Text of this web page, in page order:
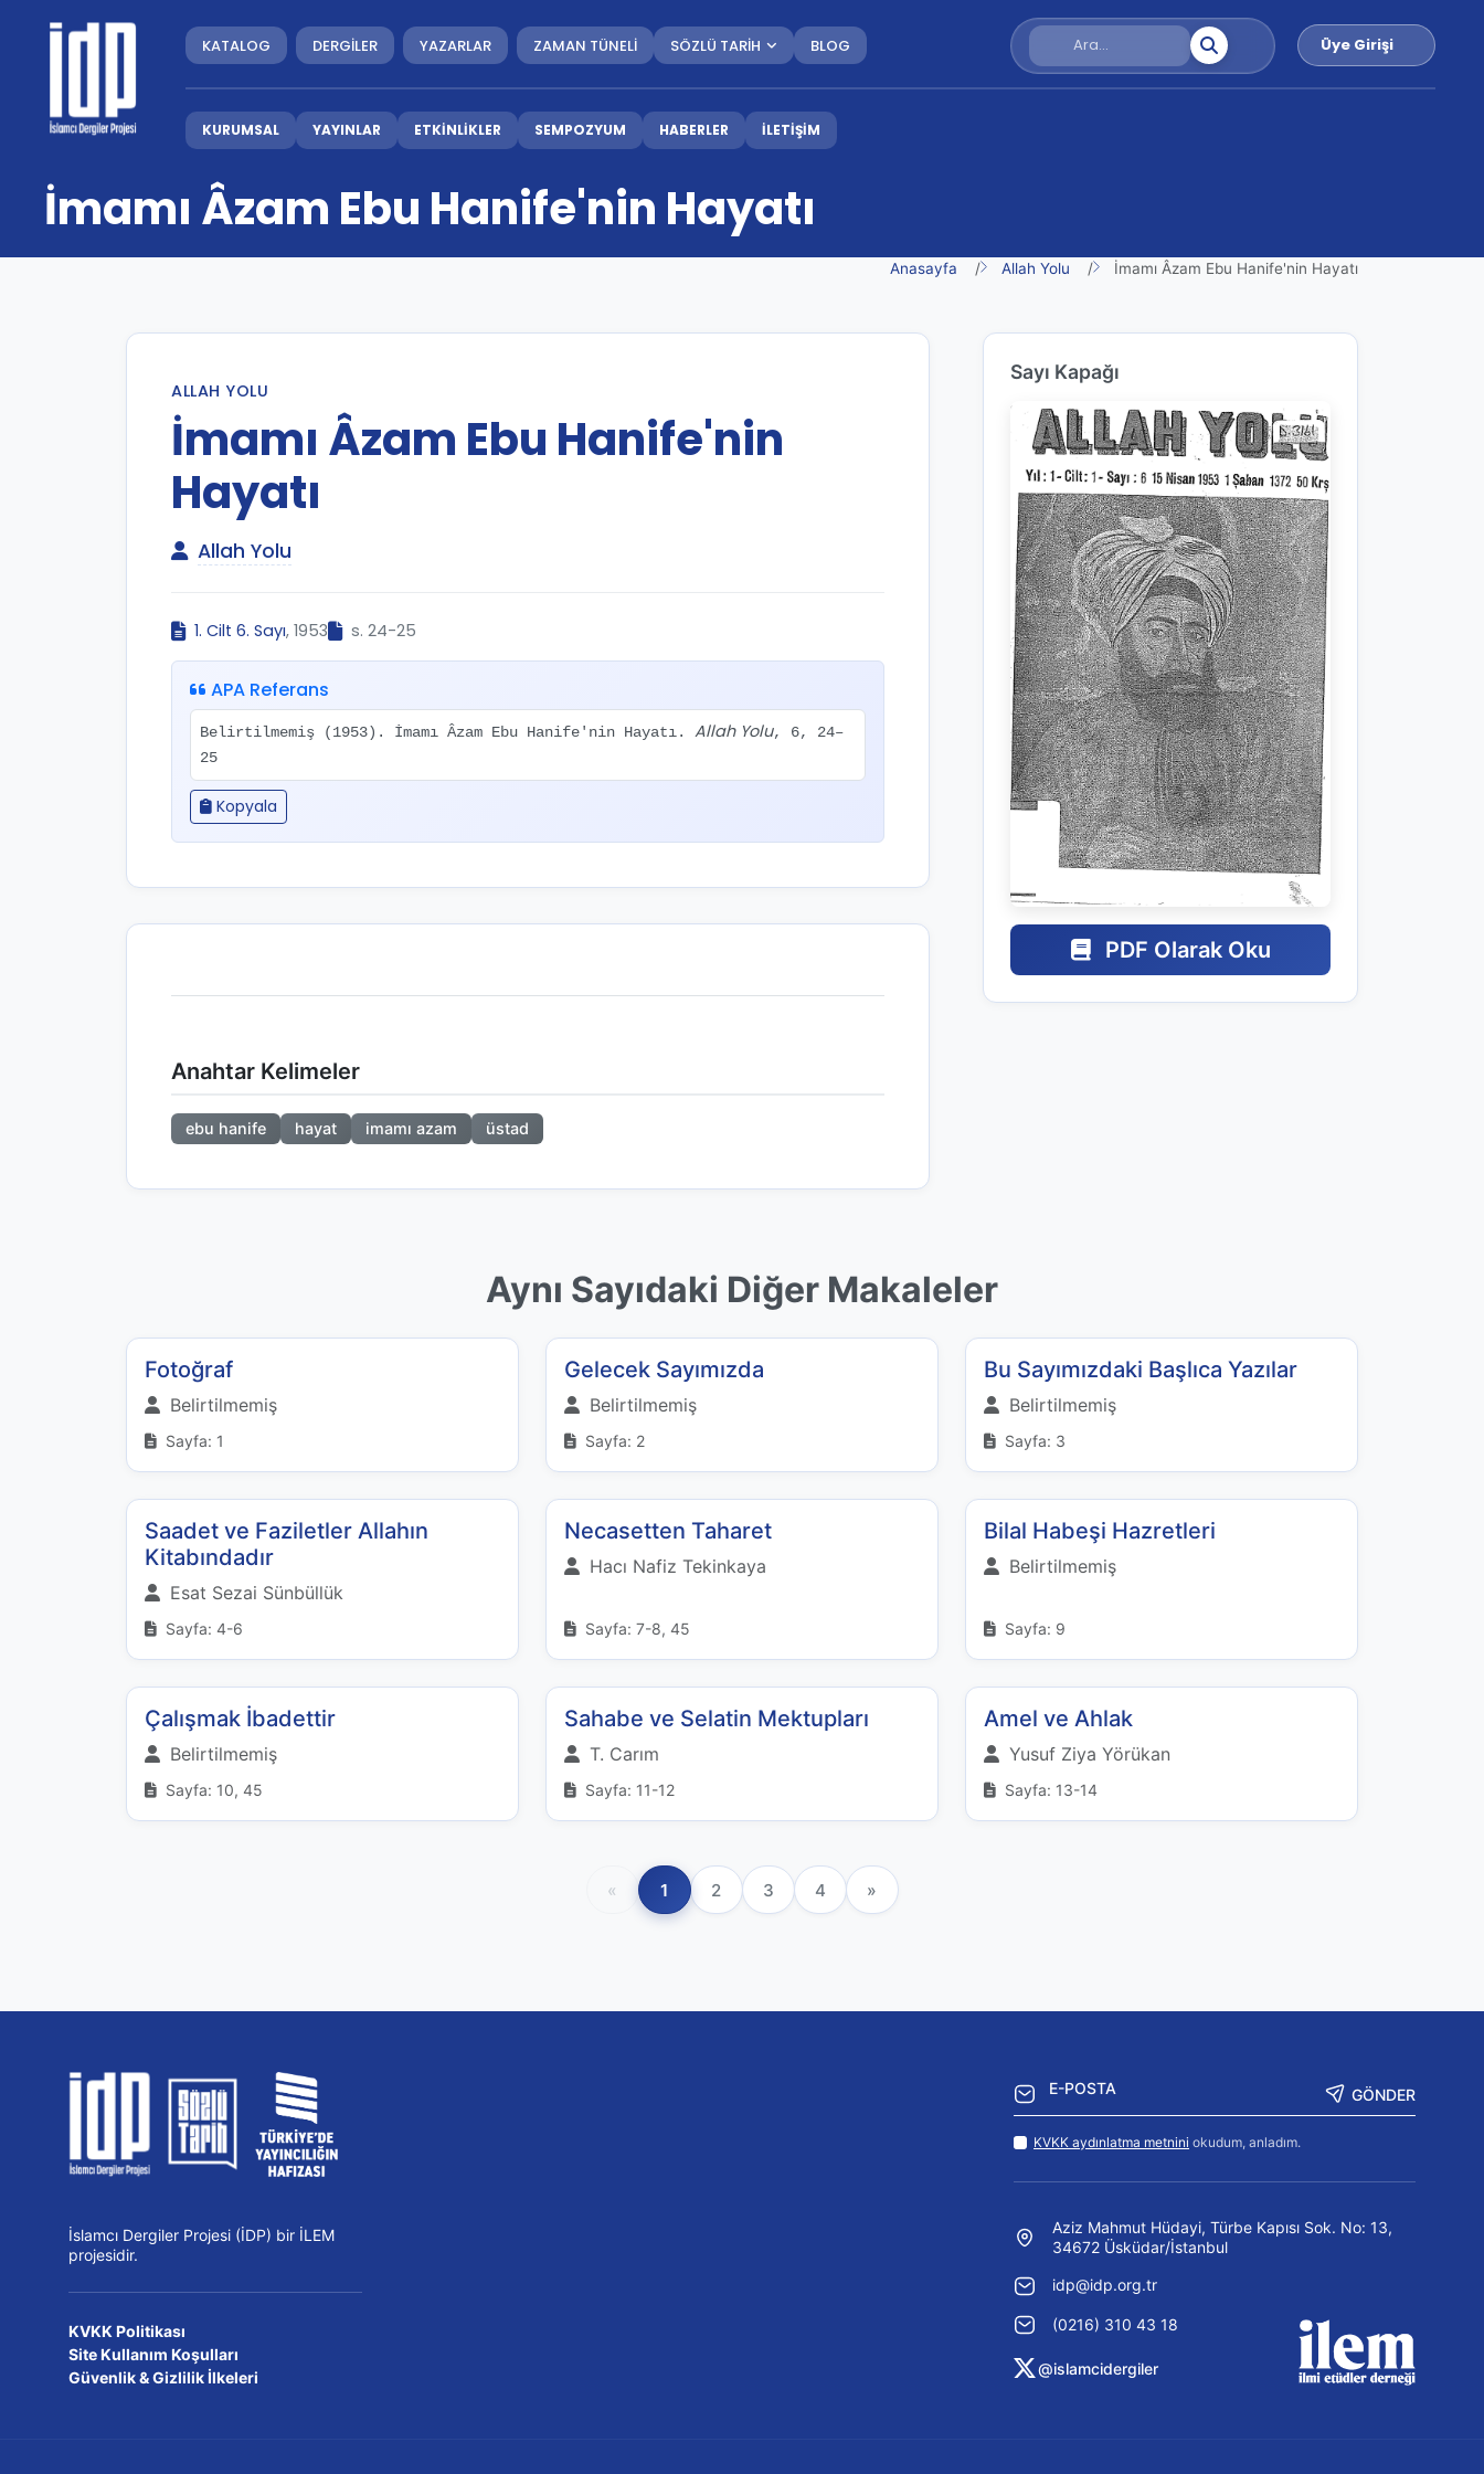
KATALOG DERGİLER YAZARLAR ZAMAN TÜNELİ SÖZLÜ TARİH BLOG Üye Girişi
KURUMSAL YAYINLAR ETKİNLİKLER SEMPOZYUM HABERLER İLETİŞİM
İmamı Âzam Ebu Hanife'nin Hayatı
Anasayfa Allah Yolu İmamı Âzam Ebu Hanife'nin Hayatı
ALLAH YOLU
İmamı Âzam Ebu Hanife'nin
Hayatı
Allah Yolu
1. Cilt 6. Sayı, 1953 s. 24-25
APA Referans
Belirtilmemiş (1953). İmamı Âzam Ebu Hanife'nin Hayatı. Allah Yolu, 6, 24–
25
Kopyala
Anahtar Kelimeler
ebu hanife hayat imamı azam üstad
Sayı Kapağı
PDF Olarak Oku
Aynı Sayıdaki Diğer Makaleler
Fotoğraf
Belirtilmemiş
Sayfa: 1
Gelecek Sayımızda
Belirtilmemiş
Sayfa: 2
Bu Sayımızdaki Başlıca Yazılar
Belirtilmemiş
Sayfa: 3
Saadet ve Faziletler Allahın
Kitabındadır
Esat Sezai Sünbüllük
Sayfa: 4-6
Necasetten Taharet
Hacı Nafiz Tekinkaya
Sayfa: 7-8, 45
Bilal Habeşi Hazretleri
Belirtilmemiş
Sayfa: 9
Çalışmak İbadettir
Belirtilmemiş
Sayfa: 10, 45
Sahabe ve Selatin Mektupları
T. Carım
Sayfa: 11-12
Amel ve Ahlak
Yusuf Ziya Yörükan
Sayfa: 13-14
« 1 2 3 4 »
İslamcı Dergiler Projesi (İDP) bir İLEM
projesidir.
KVKK Politikası
Site Kullanım Koşulları
Güvenlik & Gizlilik İlkeleri
GÖNDER
KVKK aydınlatma metnini okudum, anladım.
Aziz Mahmut Hüdayi, Türbe Kapısı Sok. No: 13,
34672 Üsküdar/İstanbul
idp@idp.org.tr
(0216) 310 43 18
@islamcidergiler